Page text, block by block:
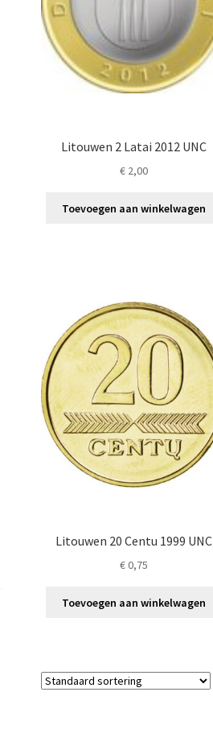
Litouwen 2 Latai 2012 UNC
€2,00
Toevoegen aan winkelwagen
Litouwen 20 Centu 1999 UNC
€0,75
Toevoegen aan winkelwagen